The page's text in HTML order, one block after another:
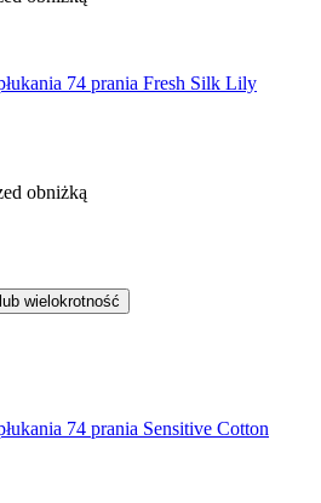
74 prania Fresh Silk Lily
obniżką
lub wielokrotność
74 prania Sensitive Cotton